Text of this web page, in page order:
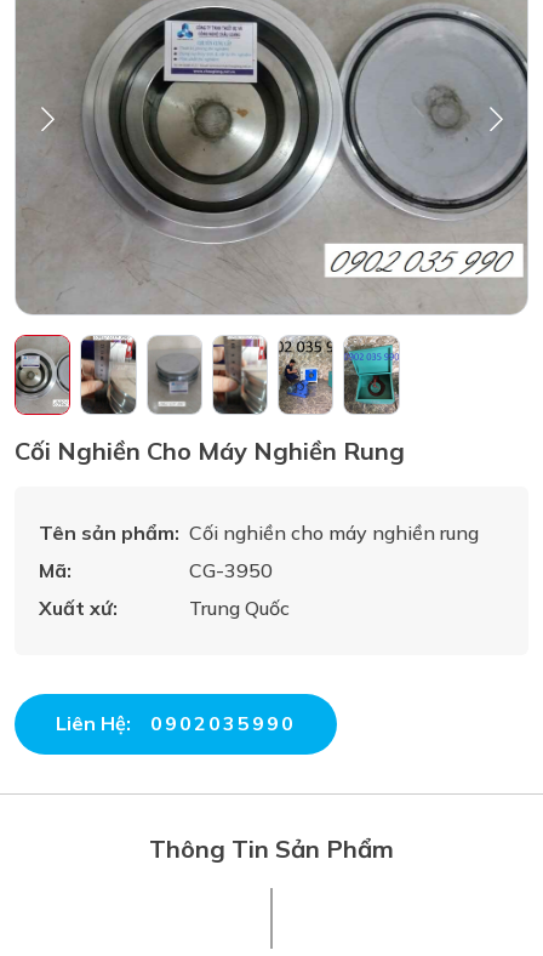
Cối Nghiền Cho Máy Nghiền Rung
Tên sản phẩm: Cối nghiền cho máy nghiền rung
Mã:
CG-3950
Xuất xứ:
Trung Quốc
Liên Hệ: 0902035990
Thông Tin Sản Phẩm